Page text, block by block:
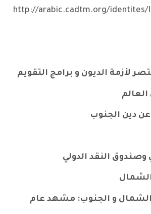
لأزمة الديون و برامج التقويم
الشمال